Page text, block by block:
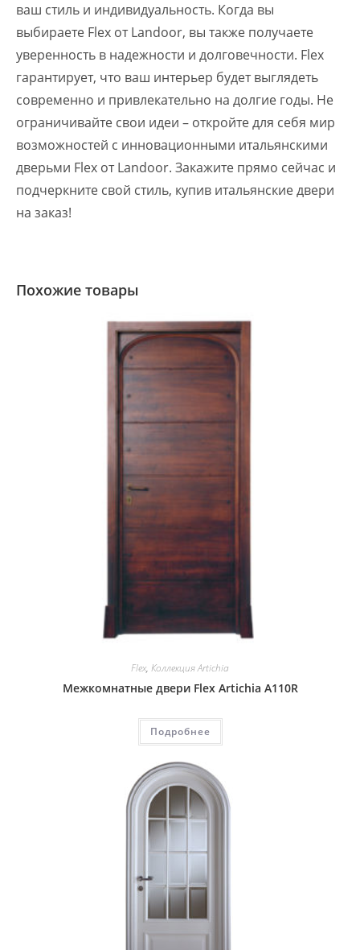
ваш стиль и индивидуальность. Когда вы
выбираете Flex от Landoor, вы также получаете
уверенность в надежности и долговечности. Flex
гарантирует, что ваш интерьер будет выглядеть
современно и привлекательно на долгие годы. Не
ограничивайте свои идеи – откройте для себя мир
возможностей с инновационными итальянскими
дверьми Flex от Landoor. Закажите прямо сейчас и
подчеркните свой стиль, купив итальянские двери
на заказ!
Похожие товары
Flex, Коллекция Artichia
Межкомнатные двери Flex Artichia A110R
Подробнее